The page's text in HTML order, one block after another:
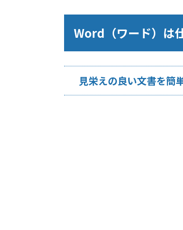
Word（ワード）は
見栄えの良い文書を簡